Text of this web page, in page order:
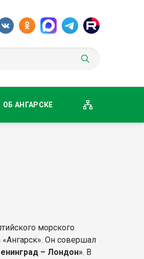
ОБ АНГАРСКЕ
морского
«Ангарск». Он совершал
– Лондон». В